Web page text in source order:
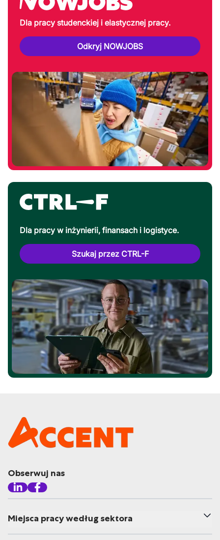
Dla pracy studenckiej i elastycznej pracy.
Odkryj NOWJOBS
Dla pracy w inżynierii, finansach i logistyce.
Szukaj przez CTRL-F
Obserwuj nas
Miejsca pracy według sektora